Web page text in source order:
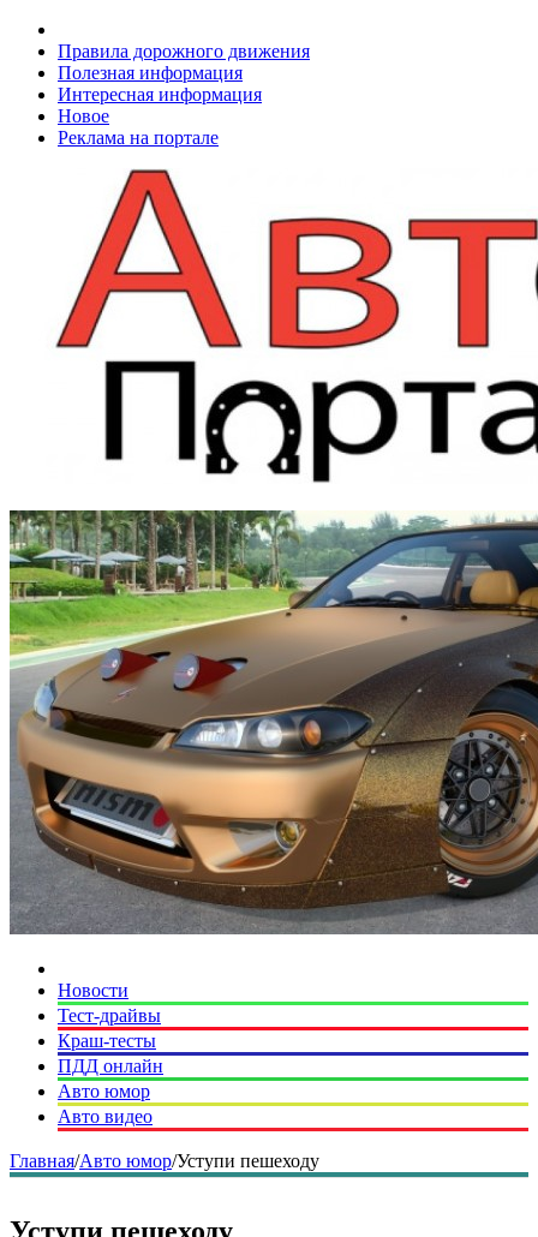
Правила дорожного движения
Полезная информация
Интересная информация
Новое
Реклама на портале
Новости
Тест-драйвы
Краш-тесты
ПДД онлайн
Авто юмор
Авто видео
Главная/Авто юмор/Уступи пешеходу